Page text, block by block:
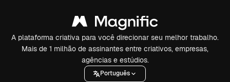
A plataforma criativa para você direcionar seu melhor trabalho.
Mais de 1 milhão de assinantes entre criativos, empresas,
agências e estúdios.
Português